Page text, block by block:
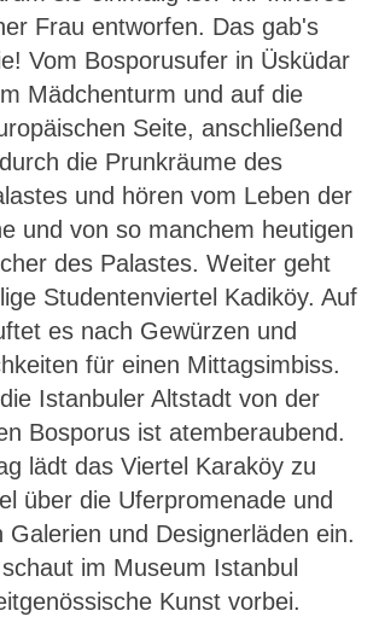
Frau entworfen. Das gab's
Vom Bosporusufer in Üsküdar
Mädchenturm und auf die
Seite, anschließend
die Prunkräume des
und hören vom Leben der
und von so manchem heutigen
des Palastes. Weiter geht
Studentenviertel Kadiköy. Auf
es nach Gewürzen und
für einen Mittagsimbiss.
Istanbuler Altstadt von der
Bosporus ist atemberaubend.
lädt das Viertel Karaköy zu
über die Uferpromenade und
Galerien und Designerläden ein.
im Museum Istanbul
Kunst vorbei.